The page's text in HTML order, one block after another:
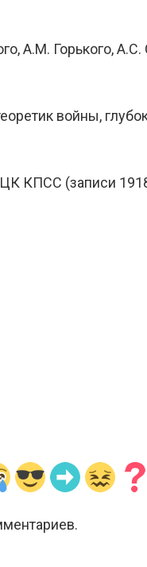
А.М. Горького,
войны,
КПСС (записи